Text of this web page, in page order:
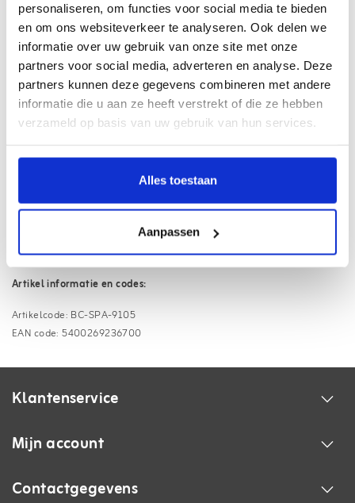
personaliseren, om functies voor social media te bieden
en om ons websiteverkeer te analyseren. Ook delen we
informatie over uw gebruik van onze site met onze
partners voor social media, adverteren en analyse. Deze
partners kunnen deze gegevens combineren met andere
informatie die u aan ze heeft verstrekt of die ze hebben
verzameld op basis van uw gebruik van hun services.
Alles toestaan
Aanpassen
Al online sinds2007
Webwinkel met
Thuiswinkel Waarborg
Haal uw pakket op bij3500+ afhaalpunten
Gratis verzending vanaf €75,- (NL/BE)
18.000+ klanten beoordelen ons met een9.1
Informatie
Barbecook brander kapje TBC.
Barbecook barbecue TBC
Artikel informatie en codes:
Artikelcode: BC-SPA-9105
EAN code: 5400269236700
Klantenservice
Mijn account
Contactgegevens